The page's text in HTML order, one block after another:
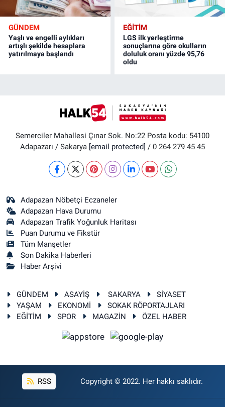
GÜNDEM
Yaşlı ve engelli aylıkları
artışlı şekilde hesaplara
yatırılmaya başlandı
EĞİTİM
LGS ilk yerleştirme
sonuçlarına göre okulların
doluluk oranı yüzde 95,76
oldu
Semerciler Mahallesi Çınar Sok. No:22 Posta kodu: 54100
Adapazarı / Sakarya [email protected] / 0 264 279 45 45
Adapazarı Nöbetçi Eczaneler
Adapazarı Hava Durumu
Adapazarı Trafik Yoğunluk Haritası
Puan Durumu ve Fikstür
Tüm Manşetler
Son Dakika Haberleri
Haber Arşivi
GÜNDEM ASAYİŞ SAKARYA
SİYASET
YAŞAM
EKONOMİ
SOKAK RÖPORTAJLARI
EĞİTİM
SPOR MAGAZİN ÖZEL HABER
RSS Copyright © 2022. Her hakkı saklıdır.